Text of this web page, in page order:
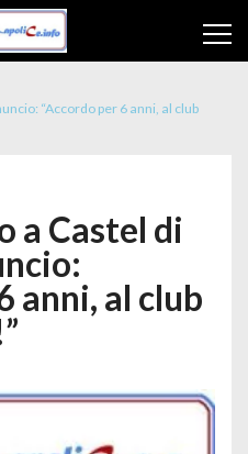
“Accordo per 6 anni, al club
a Castel di
anni, al club